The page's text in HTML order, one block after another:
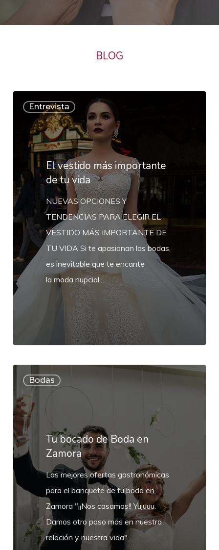
BLOG
Entrevista
vestido
importante
vida
El vestido más importante
de tu vida
NUEVAS OPCIONES Y
TENDENCIAS PARA ELEGIR EL
VESTIDO MÁS IMPORTANTE DE
TU VIDA Si te apasionan las bodas,
es inevitable que te encante
la moda nupcial.…
Bodas
bocado
de
Boda
en
Zamora
Tu bocado de Boda en
Zamora
Las mejores ofertas gastronómicas
para el banquete de tu boda en
Zamora "¡¡Nos casamos!! Yujuuu.
Damos otro paso más en nuestra
relación y nuestra vida".